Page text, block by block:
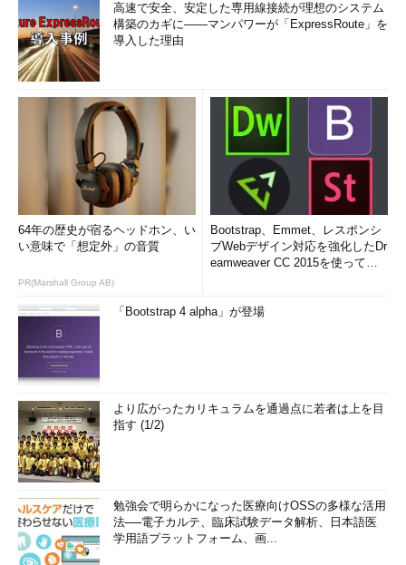
高速で安全、安定した専用線接続が理想のシステム
構築のカギに――マンパワーが「ExpressRoute」を
導入した理由
64年の歴史が宿るヘッドホン、い
い意味で「想定外」の音質
PR(Marshall Group AB)
Bootstrap、Emmet、レスポンシ
ブWebデザイン対応を強化したDr
eamweaver CC 2015を使って
「Bootstrap 4 alpha」が登場
より広がったカリキュラムを通過点に若者は上を目
指す (1/2)
勉強会で明らかになった医療向けOSSの多様な活用
法──電子カルテ、臨床試験データ解析、日本語医
学用語プラットフォーム、画...